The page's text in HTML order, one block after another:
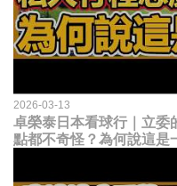
2026-03-13
卓榮泰日本看球行｜立委
點都不奇怪？為何說這是